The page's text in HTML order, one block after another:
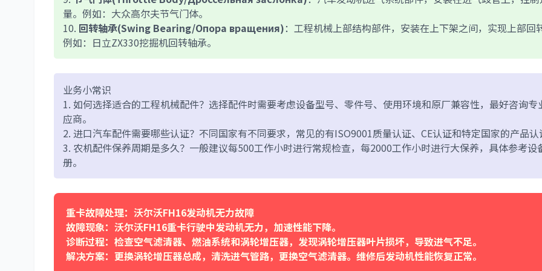
量。例如：大众高尔夫节气门体。
10. 回转轴承(Swing Bearing/Опора вращения)：工程机械上部结构部件，安装在上下架之间，实现上部回
例如：日立ZX330挖掘机回转轴承。
业务小常识
1. 如何选择适合的工程机械配件？选择配件时需要考虑设备型号、零件号、使用环境和原厂兼容性，最好咨询专
应商。
2. 进口汽车配件需要哪些认证？不同国家有不同要求，常见的有ISO9001质量认证、CE认证和特定国家的产品认
3. 农机配件保养周期是多久？一般建议每500工作小时进行常规检查，每2000工作小时进行大保养，具体参考设
册。
重卡故障处理：沃尔沃FH16发动机无力故障
故障现象：沃尔沃FH16重卡行驶中发动机无力，加速性能下降。
诊断过程：检查空气滤清器、燃油系统和涡轮增压器，发现涡轮增压器叶片损坏，导致进气不足。
解决方案：更换涡轮增压器总成，清洗进气管路，更换空气滤清器。维修后发动机性能恢复正常。